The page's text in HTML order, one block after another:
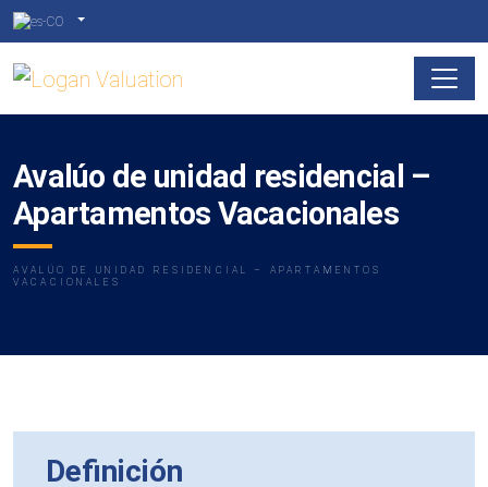
Avalúo de unidad residencial –
Apartamentos Vacacionales
AVALÚO DE UNIDAD RESIDENCIAL – APARTAMENTOS
VACACIONALES
Definición